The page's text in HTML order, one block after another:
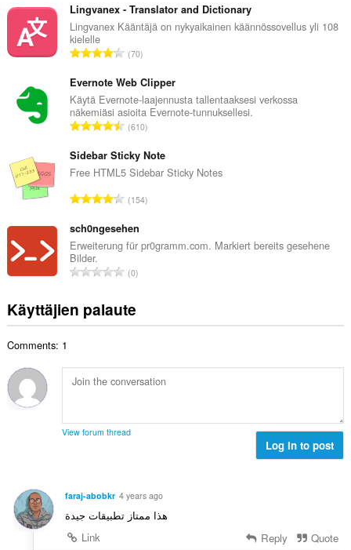
v
i
i
a
y
h
e
e
s
:
Lingvanex - Translator and Dictionary
Lingvanex Kääntäjä on nykyaikainen käännössovellus yli 108
kielelle
A
v
i
o
i
a
y
h
e
e
s
:
70
Evernote Web Clipper
Käytä Evernote-laajennusta tallentaaksesi verkossa
näkemiäsi asioita Evernote-tunnuksellesi.
A
v
i
i
a
y
h
e
n
:
610
Sidebar Sticky Note
Free HTML5 Sidebar Sticky Notes
A
v
i
i
a
y
e
e
ä
154
sch0ngesehen
Erweiterung für pr0gramm.com. Markiert bereits gesehene
Bilder.
A
v
i
t
a
t
s
ä
:
0
Käyttäjien palaute
Comments: 1
View forum thread
Log in to post
faraj-abobkr 4 years ago
هذا ممتاز تطبيقات جيدة
Link
Reply Quote